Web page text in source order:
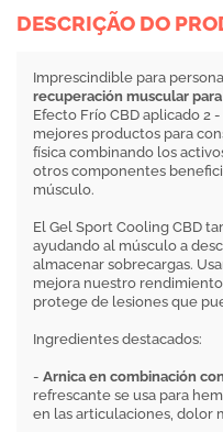
DESCRIÇÃO DO
Imprescindible para
recuperación muscular
Efecto Frío CBD aplicado 2
mejores productos para
física combinando los
otros componentes
músculo.
El Gel Sport Cooling CBD
ayudando al músculo a
almacenar sobrecargas.
mejora nuestro
protege de lesiones que
Ingredientes destacados:
- Arnica en combinación
refrescante se usa para
en las articulaciones, dolor